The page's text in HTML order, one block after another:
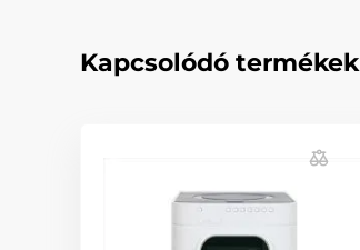
Kapcsolódó termékek